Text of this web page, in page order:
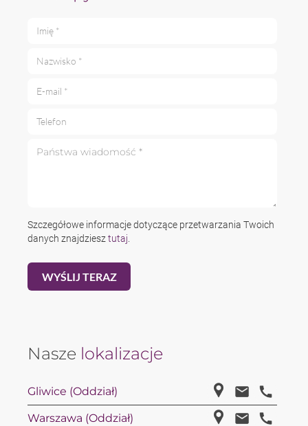
Szczegółowe informacje dotyczące przetwarzania Twoich
danych znajdziesz tutaj
Nasze lokalizacje
Gliwice (Oddział)
Warszawa (Oddział)